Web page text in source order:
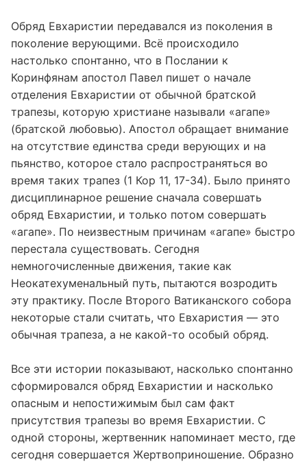
Обряд Евхаристии передавался из поколения в
поколение верующими. Всё происходило
настолько спонтанно, что в Послании к
Коринфянам апостол Павел пишет о начале
отделения Евхаристии от обычной братской
трапезы, которую христиане называли «агапе»
(братской любовью). Апостол обращает внимание
на отсутствие единства среди верующих и на
пьянство, которое стало распространяться во
время таких трапез (1 Кор 11, 17-34). Было принято
дисциплинарное решение сначала совершать
обряд Евхаристии, и только потом совершать
«агапе». По неизвестным причинам «агапе» быстро
перестала существовать. Сегодня
немногочисленные движения, такие как
Неокатехуменальный путь, пытаются возродить
эту практику. После Второго Ватиканского собора
некоторые стали считать, что Евхаристия — это
обычная трапеза, а не какой-то особый обряд.
Все эти истории показывают, насколько спонтанно
сформировался обряд Евхаристии и насколько
опасным и непостижимым был сам факт
присутствия трапезы во время Евхаристии. С
одной стороны, жертвенник напоминает место, где
сегодня совершается Жертвоприношение. Образно